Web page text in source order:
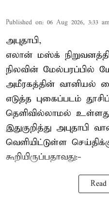
Published on: 06 Aug 2026, 3:33
அபுதாபி,
எலான் மஸ்க்
நிலவின் மேல்பரப்பில்
அமீரகத்தின் வானியல்
எடுத்த புகைப்படம்
தெளிவில்லாமல்
இதுகுறித்து அபுதாபி
வெளியிட்டுள்ள
கூறியிருப்பதாவது:-